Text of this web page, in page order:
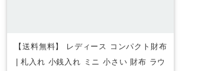
【送料無料】 レディース コンパクト財布
| 札入れ 小銭入れ ミニ 小さい 財布 ラウ